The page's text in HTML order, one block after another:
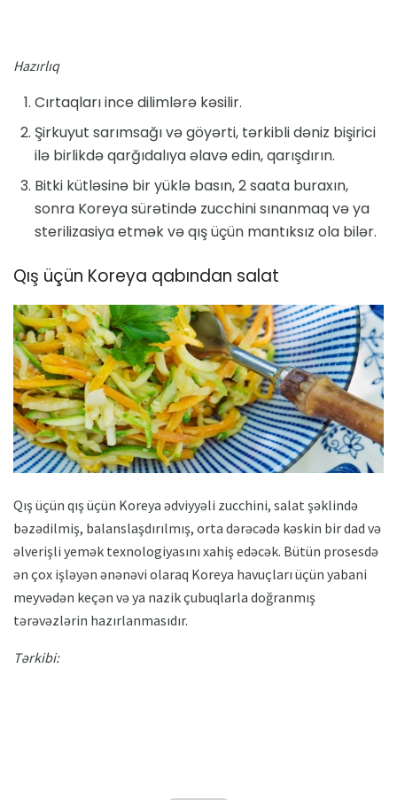
Hazırlıq
Cırtaqları ince dilimlərə kəsilir.
Şirkuyut sarımsağı və göyərti, tərkibli dəniz bişirici
ilə birlikdə qarğıdalıya əlavə edin, qarışdırın.
Bitki kütləsinə bir yüklə basın, 2 saata buraxın,
sonra Koreya sürətində zucchini sınanmaq və ya
sterilizasiya etmək və qış üçün mantıksız ola bilər.
Qış üçün Koreya qabından salat
Qış üçün qış üçün Koreya ədviyyəli zucchini, salat şəklində
bəzədilmiş, balanslaşdırılmış, orta dərəcədə kəskin bir dad və
əlverişli yemək texnologiyasını xahiş edəcək. Bütün prosesdə
ən çox işləyən ənənəvi olaraq Koreya havuçları üçün yabani
meyvədən keçən və ya nazik çubuqlarla doğranmış
tərəvəzlərin hazırlanmasıdır.
Tərkibi: